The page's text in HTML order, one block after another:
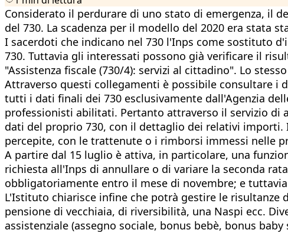
Considerato il perdurare di uno stato di emergenza, il
del 730. La scadenza per il modello del 2020 era stata
I sacerdoti che indicano nel 730 l'Inps come sostituto
730. Tuttavia gli interessati possono già verificare il
"Assistenza fiscale (730/4): servizi al cittadino". Lo
Attraverso questi collegamenti è possibile consultare i
tutti i dati finali dei 730 esclusivamente dall'Agenzia
professionisti abilitati. Pertanto attraverso il servizio di
dati del proprio 730, con il dettaglio dei relativi
percepite, con le trattenute o i rimborsi immessi nelle
A partire dal 15 luglio è attiva, in particolare, una
richiesta all'Inps di annullare o di variare la seconda
obbligatoriamente entro il mese di novembre; e
L'Istituto chiarisce infine che potrà gestire le risultanze
pensione di vecchiaia, di riversibilità, una Naspi ecc.
assistenziale (assegno sociale, bonus bebè, bonus